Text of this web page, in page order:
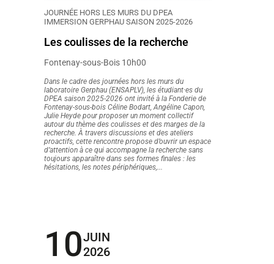
JOURNÉE HORS LES MURS DU DPEA
IMMERSION GERPHAU SAISON 2025-2026
Les coulisses de la recherche
Fontenay-sous-Bois 10h00
Dans le cadre des journées hors les murs du
laboratoire Gerphau (ENSAPLV), les étudiant·es du
DPEA saison 2025-2026 ont invité à la Fonderie de
Fontenay-sous-bois Céline Bodart, Angéline Capon,
Julie Heyde pour proposer un moment collectif
autour du thème des coulisses et des marges de la
recherche. À travers discussions et des ateliers
proactifs, cette rencontre propose d’ouvrir un espace
d’attention à ce qui accompagne la recherche sans
toujours apparaître dans ses formes finales : les
hésitations, les notes périphériques,...
10JUIN
2026